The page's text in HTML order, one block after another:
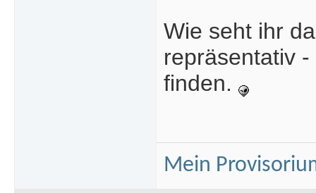
Wie seht ihr
repräsentativ
finden.
Mein